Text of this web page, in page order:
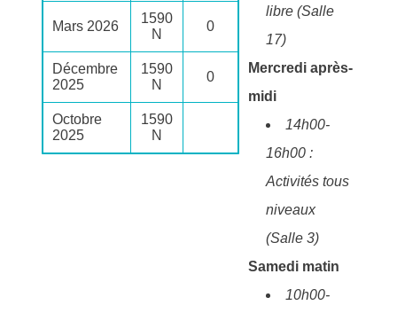
Mars 2026
1590
N
0
Décembre
2025
1590
N
0
Octobre
2025
1590
N
libre (Salle
17)
Mercredi après-
midi
14h00-
16h00 :
Activités tous
niveaux
(Salle 3)
Samedi matin
10h00-